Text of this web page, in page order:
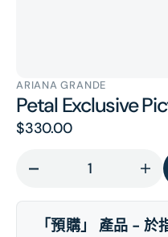
ARIANA GRANDE
Petal Exclusive
原
$330.00
少
petal
增
加
「預購」 產品 - 於